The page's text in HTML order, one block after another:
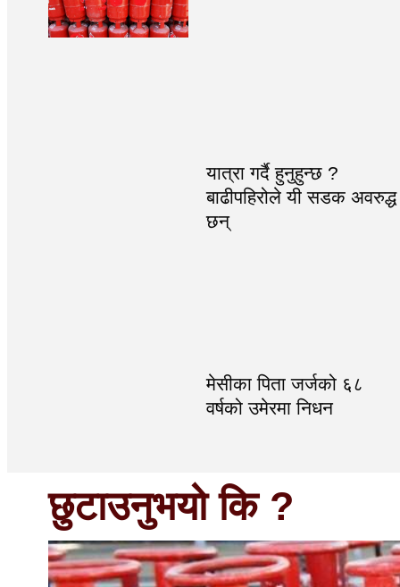
यात्रा गर्दै हुनुहुन्छ ?
बाढीपहिरोले यी सडक अवरुद्ध
छन्
मेसीका पिता जर्जको ६८
वर्षको उमेरमा निधन
छुटाउनुभयो कि ?